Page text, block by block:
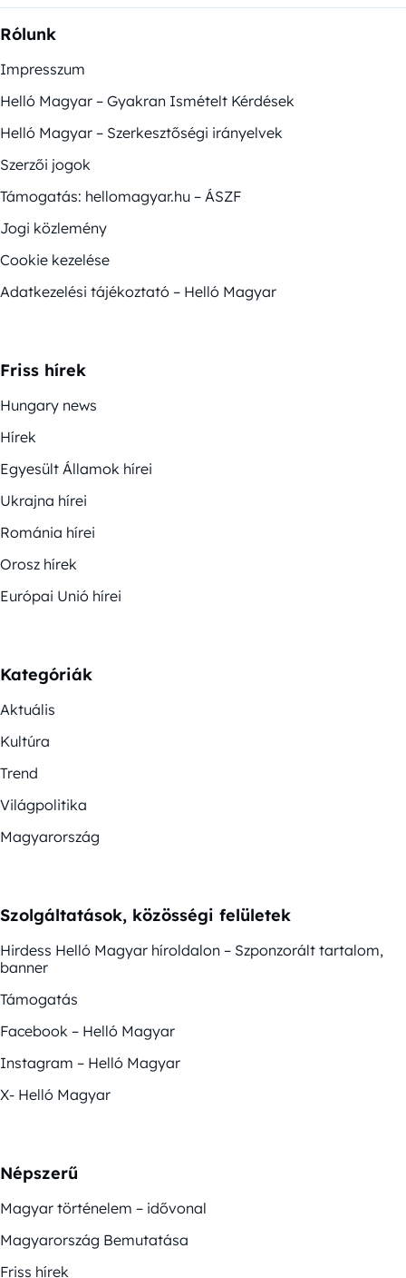
Rólunk
Impresszum
Helló Magyar – Gyakran Ismételt Kérdések
Helló Magyar – Szerkesztőségi irányelvek
Szerzői jogok
Támogatás: hellomagyar.hu – ÁSZF
Jogi közlemény
Cookie kezelése
Adatkezelési tájékoztató – Helló Magyar
Friss hírek
Hungary news
Hírek
Egyesült Államok hírei
Ukrajna hírei
Románia hírei
Orosz hírek
Európai Unió hírei
Kategóriák
Aktuális
Kultúra
Trend
Világpolitika
Magyarország
Szolgáltatások, közösségi felületek
Hirdess Helló Magyar híroldalon – Szponzorált tartalom,
banner
Támogatás
Facebook – Helló Magyar
Instagram – Helló Magyar
X- Helló Magyar
Népszerű
Magyar történelem – idővonal
Magyarország Bemutatása
Friss hírek